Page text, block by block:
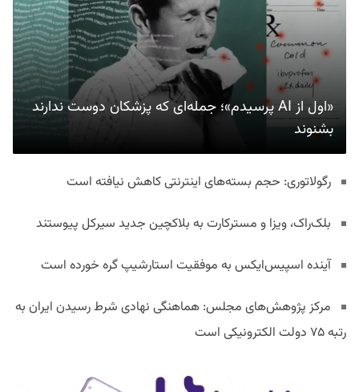
«اول از AI پرسیدم»؛ جمله‌ای که پزشکان دوست ندارند
بشنوند
رگولاتوری: حجم بسته‌های اینترنتی کاهش نیافته است
بلک‌راک، ویزا و مسترکارت به بلاکچین جدید سیرکل پیوستند
آینده اسپیس‌ایکس به موفقیت استارشیپ گره خورده است
مرکز پژوهش‌های مجلس: هماهنگی نهادی شرط رسیدن ایران به
رتبه ۷۵ دولت الکترونیکی است